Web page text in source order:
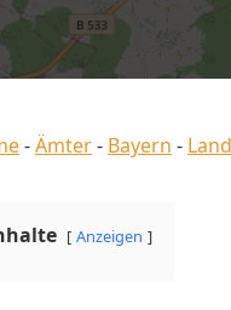
-Ämter- Bayern -
Anzeigen